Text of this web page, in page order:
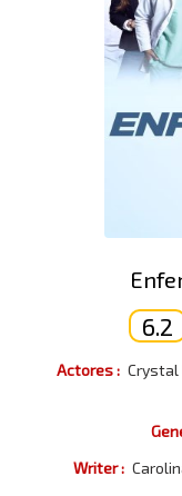
6.2
Actores : Crystal
Writer :